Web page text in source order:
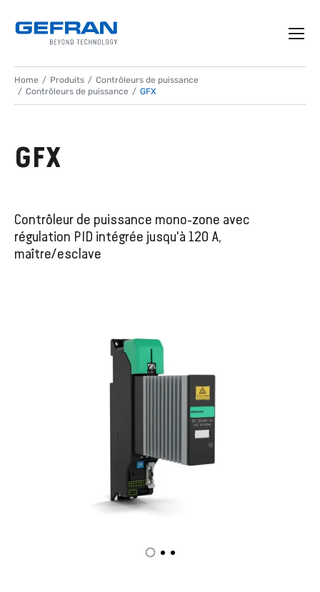
Home Produits
Contrôleurs de puissance
Contrôleurs de puissance
GFX
GFX
Contrôleur de puissance mono-zone avec
régulation PID intégrée jusqu'à 120 A,
maître/esclave